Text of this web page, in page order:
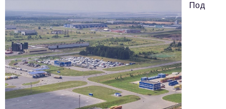
Авторские материалы
Видео
Телефон редакции:+7 495 727-01-67
Электронные почты редакции:
Информационный отдел
info@business-magazine.online
Под